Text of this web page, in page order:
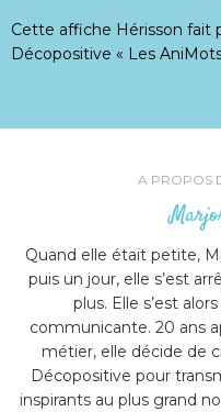
Cette affiche Hérisson fait
Décopositive « Les
A PROPOS
Quand elle était petite,
puis un jour, elle s’est
plus. Elle s’est
communicante. 20 ans
métier, elle décide de
Décopositive pour
inspirants au plus grand